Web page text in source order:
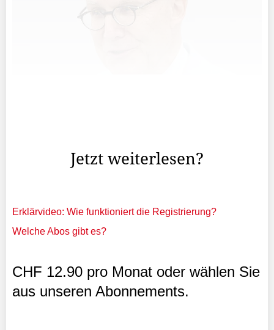
Jetzt weiterlesen?
Erklärvideo: Wie funktioniert die Registrierung?
Welche Abos gibt es?
CHF 12.90 pro Monat oder wählen Sie
aus unseren Abonnements.